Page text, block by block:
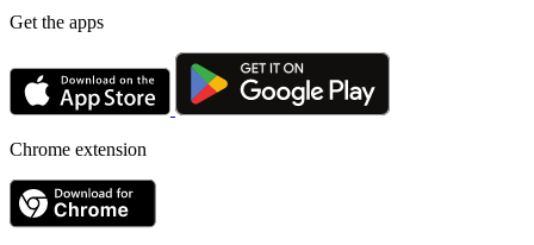
Get the apps
Chrome extension